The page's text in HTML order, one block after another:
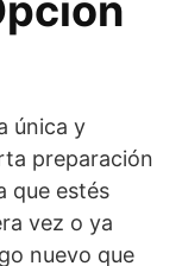
única y
preparación
que estés
vez o ya
nuevo que